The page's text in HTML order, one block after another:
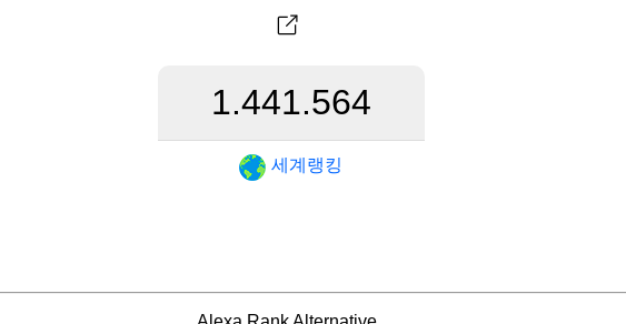
1.441.564
세계랭킹